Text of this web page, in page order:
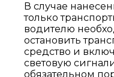
В случае
только
водителю
остановить
средство и
световую
обязательном